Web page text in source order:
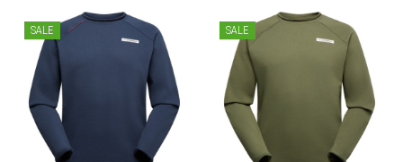
SALE SALE